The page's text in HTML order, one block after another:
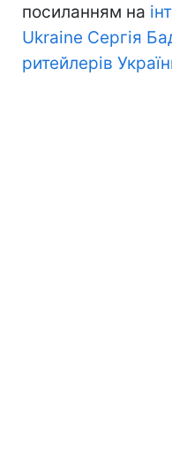
посиланням на
Ukraine Сергія
ритейлерів